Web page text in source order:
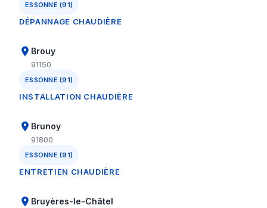
ESSONNE (91)
DÉPANNAGE CHAUDIÈRE
Brouy
91150
ESSONNE (91)
INSTALLATION CHAUDIÈRE
Brunoy
91800
ESSONNE (91)
ENTRETIEN CHAUDIÈRE
Bruyères-le-Châtel